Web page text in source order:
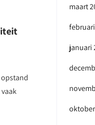
maart
januari